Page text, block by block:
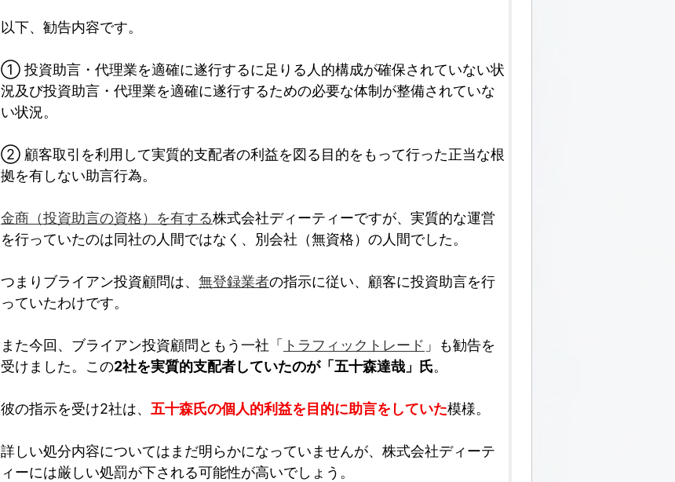
以下、勧告内容です。
① 投資助言・代理業を適確に遂行するに足りる人的構成が確保されていない状
況及び投資助言・代理業を適確に遂行するための必要な体制が整備されていな
い状況。
② 顧客取引を利用して実質的支配者の利益を図る目的をもって行った正当な根
拠を有しない助言行為。
金商（投資助言の資格）を有する株式会社ディーティーですが、実質的な運営
を行っていたのは同社の人間ではなく、別会社（無資格）の人間でした。
つまりブライアン投資顧問は、 無登録業者の指示に従い、顧客に投資助言を行
っていたわけです。
また今回、ブライアン投資顧問ともう一社「 トラフィックトレード 」も勧告を
受けました。この2社を実質的支配者していたのが「五十森達哉」氏。
彼の指示を受け2社は、 五十森氏の個人的利益を目的に助言をしていた模様。
詳しい処分内容についてはまだ明らかになっていませんが、株式会社ディーテ
ィーには厳しい処罰が下される可能性が高いでしょう。